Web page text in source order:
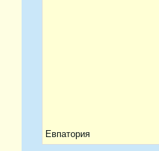
Евпатория